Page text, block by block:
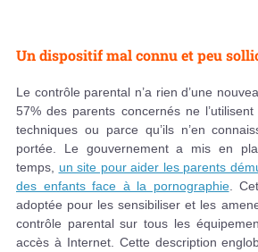
Un dispositif mal connu et peu
Le contrôle parental n’a rien d’une
57% des parents concernés ne
techniques ou parce qu’ils n’en
portée. Le gouvernement a mis en
temps, un site pour aider les parents
des enfants face à la pornographie.
adoptée pour les sensibiliser et les
contrôle parental sur tous les
accès à Internet. Cette description